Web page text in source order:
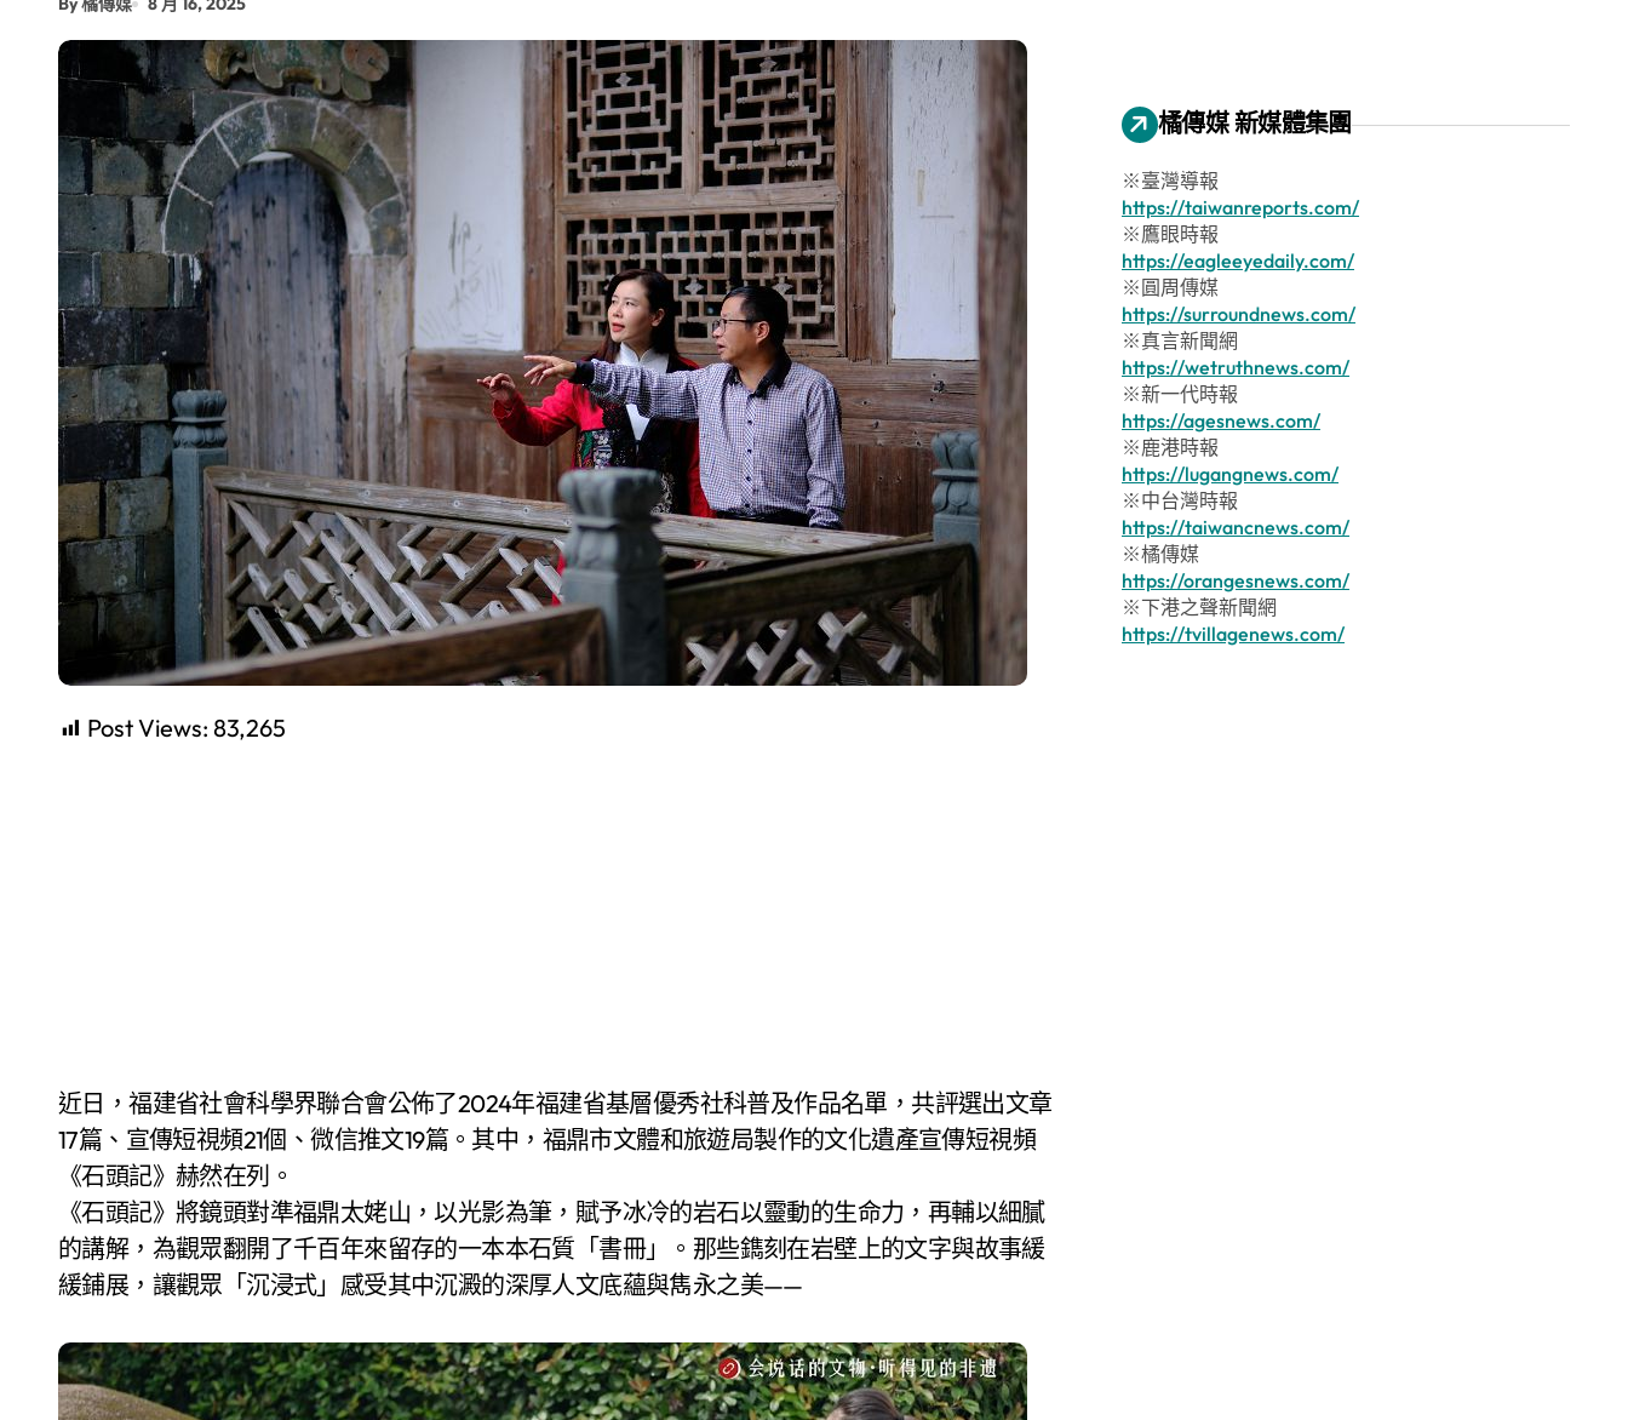
Post Views: 83,265
近日，福建省社會科學界聯合會公佈了2024年福建省基層優秀社科普及作品名單，共評選出文章
17篇、宣傳短視頻21個、微信推文19篇。其中，福鼎市文體和旅遊局製作的文化遺產宣傳短視頻
《石頭記》赫然在列。
《石頭記》將鏡頭對準福鼎太姥山，以光影為筆，賦予冰冷的岩石以靈動的生命力，再輔以細膩
的講解，為觀眾翻開了千百年來留存的一本本石質「書冊」。那些鐫刻在岩壁上的文字與故事緩
緩鋪展，讓觀眾「沉浸式」感受其中沉澱的深厚人文底蘊與雋永之美——
橘傳媒 新媒體集團
※臺灣導報
https://taiwanreports.com/
※鷹眼時報
https://eagleeyedaily.com/
※圓周傳媒
https://surroundnews.com/
※真言新聞網
https://wetruthnews.com/
※新一代時報
https://agesnews.com/
※鹿港時報
https://lugangnews.com/
※中台灣時報
https://taiwancnews.com/
※橘傳媒
https://orangesnews.com/
※下港之聲新聞網
https://tvillagenews.com/